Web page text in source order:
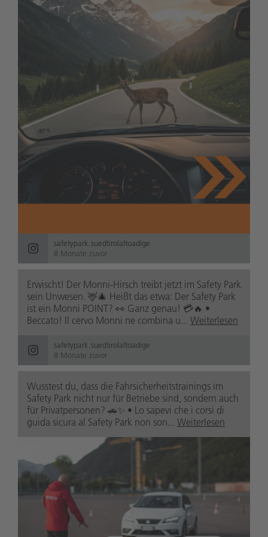
safetypark.suedtirolaltoadige
8 Monate zuvor
Erwischt! Der Monni-Hirsch treibt jetzt im Safety Park
sein Unwesen. 🦌🎄 Heißt das etwa: Der Safety Park
ist ein Monni POINT? 👀 Ganz genau! 💳🔥 •
Beccato! Il cervo Monni ne combina u... Weiterlesen
safetypark.suedtirolaltoadige
8 Monate zuvor
Wusstest du, dass die Fahrsicherheitstrainings im
Safety Park nicht nur für Betriebe sind, sondern auch
für Privatpersonen? 🚗✨ • Lo sapevi che i corsi di
guida sicura al Safety Park non son... Weiterlesen